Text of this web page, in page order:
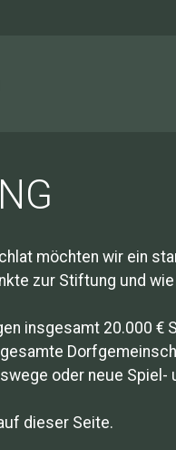
möchten wir ein
zur Stiftung und
insgesamt 20.000
oder neue
dieser Seite.